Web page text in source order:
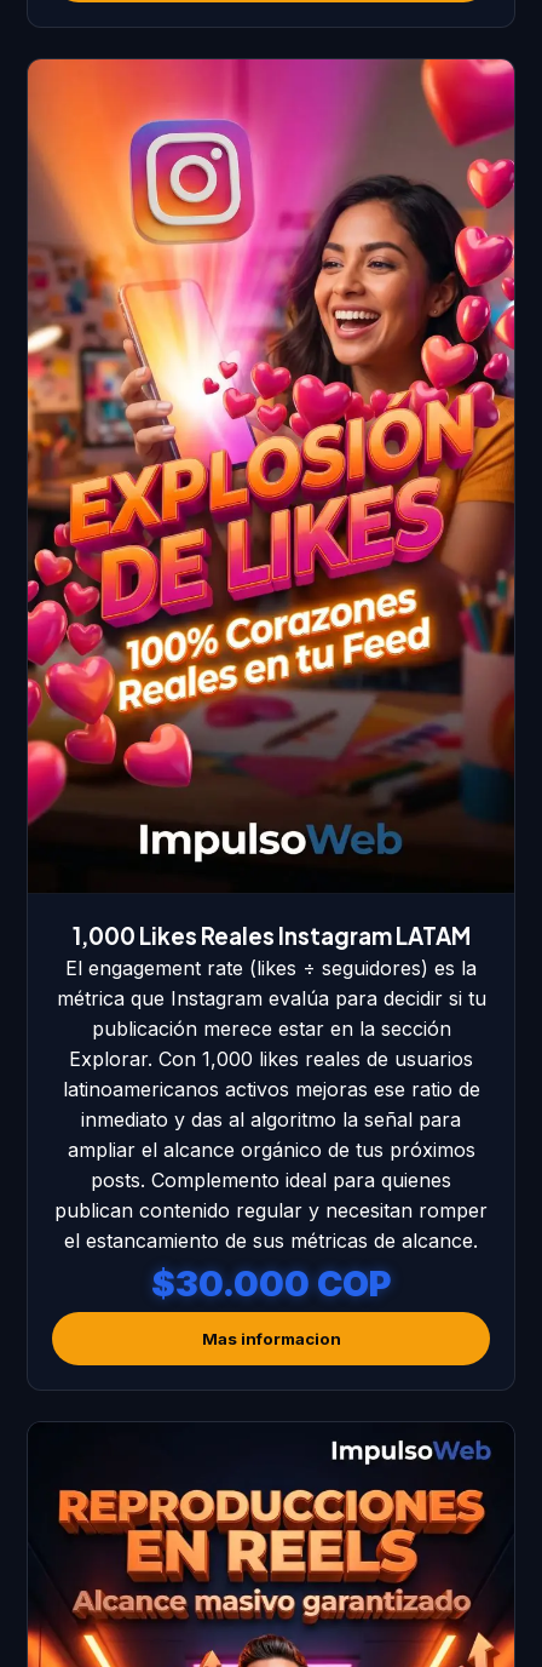
1,000 Likes Reales Instagram LATAM
El engagement rate (likes ÷ seguidores) es la
métrica que Instagram evalúa para decidir si tu
publicación merece estar en la sección
Explorar. Con 1,000 likes reales de usuarios
latinoamericanos activos mejoras ese ratio de
inmediato y das al algoritmo la señal para
ampliar el alcance orgánico de tus próximos
posts. Complemento ideal para quienes
publican contenido regular y necesitan romper
el estancamiento de sus métricas de alcance.
$30.000 COP
Mas informacion